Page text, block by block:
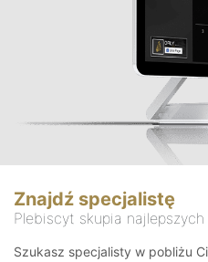
Znajdź specjalistę
Plebiscyt skupia
Szukasz specjalisty w pobliżu